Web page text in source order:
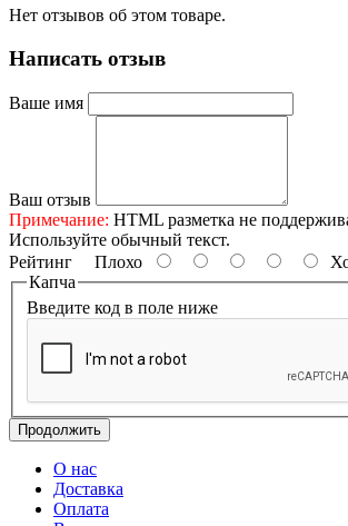
Нет отзывов об этом товаре.
Написать отзыв
Ваше имя
Ваш отзыв
Примечание: HTML разметка не
Используйте обычный текст.
Рейтинг Плохо
Капча
Введите код в поле ниже
Продолжить
О нас
Доставка
Оплата